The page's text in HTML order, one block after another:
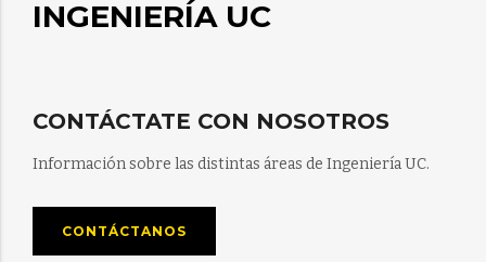
INGENIERÍA UC
CONTÁCTATE CON NOSOTROS
Información sobre las distintas áreas de Ingeniería UC.
CONTÁCTANOS